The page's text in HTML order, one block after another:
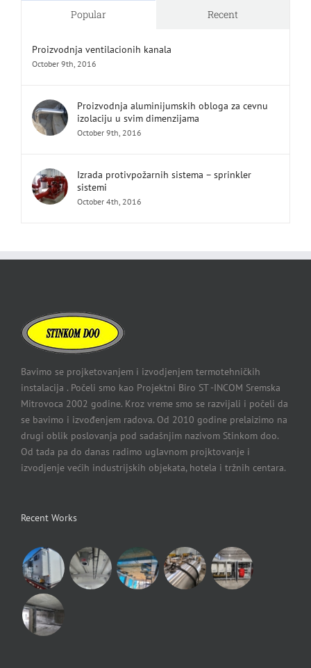
Popular Recent
Proizvodnja ventilacionih kanala
October 9th, 2016
Proizvodnja aluminijumskih obloga za cevnu
izolaciju u svim dimenzijama
October 9th, 2016
Izrada protivpožarnih sistema – sprinkler
sistemi
October 4th, 2016
Bavimo se projketovanjem i izvodjenjem termotehničkih
instalacija . Počeli smo kao Projektni Biro ST -INCOM Sremska
Mitrovoca 2002 godine. Kroz vreme smo se razvijali i počeli da
se bavimo i izvođenjem radova. Od 2010 godine prelaizimo na
drugi oblik poslovanja pod sadašnjim nazivom Stinkom doo.
Od tada pa do danas radimo uglavnom projktovanje i
izvodjenje većih industrijskih objekata, hotela i tržnih centara.
Recent Works